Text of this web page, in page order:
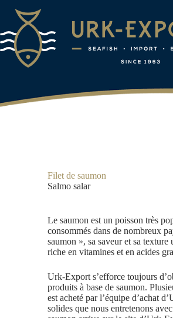
contenu
Filet de saumon
Salmo salar
Le saumon est un poisson très
consommés dans de nombreux
saumon », sa saveur et sa
riche en vitamines et en acides
Urk-Export s’efforce toujours
produits à base de saumon.
est acheté par l’équipe d’achat
solides que nous entretenons